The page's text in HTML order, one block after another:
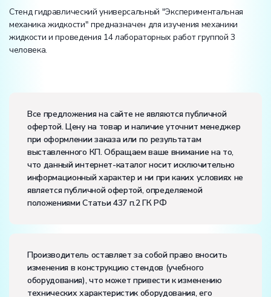
Стенд гидравлический универсальный "Экспериментальная
механика жидкости" предназначен для изучения механики
жидкости и проведения 14 лабораторных работ группой 3
человека.
частота, Гц:50
Класс защиты от поражения электрическим током:
Диапазон рабочих температур, ˚С:+10…+35
Влажность, %:до 80
Все предложения на сайте не являются публичной
офертой. Цену на товар и наличие уточнит менеджер
при оформлении заказа или по результатам
выставленного КП. Обращаем ваше внимание на то,
что данный интернет-каталог носит исключительно
информационный характер и ни при каких условиях не
является публичной офертой, определяемой
положениями Статьи 437 п.2 ГК РФ
Производитель оставляет за собой право вносить
изменения в конструкцию стендов (учебного
оборудования), что может привести к изменению
технических характеристик оборудования, его